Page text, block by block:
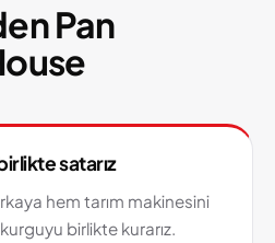
Pan
satarız
hem tarım makinesini
birlikte kurarız.